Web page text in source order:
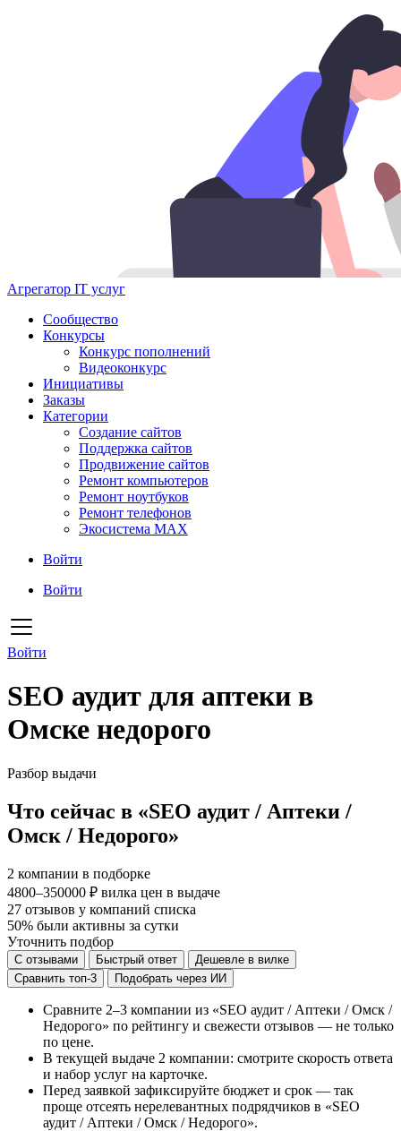
Агрегатор IT услуг
Сообщество
Конкурсы
Конкурс пополнений
Видеоконкурс
Инициативы
Заказы
Категории
Создание сайтов
Поддержка сайтов
Продвижение сайтов
Ремонт компьютеров
Ремонт ноутбуков
Ремонт телефонов
Экосистема MAX
Войти
Войти
Войти
SEO аудит для аптеки в
Омске недорого
Разбор выдачи
Что сейчас в «SEO аудит / Аптеки /
Омск / Недорого»
2 компании в подборке
4800–350000 ₽ вилка цен в выдаче
27 отзывов у компаний списка
50% были активны за сутки
Уточнить подбор
С отзывами Быстрый ответ
Дешевле в вилке
Сравнить топ-3
Подобрать через ИИ
Сравните 2–3 компании из «SEO аудит / Аптеки / Омск /
Недорого» по рейтингу и свежести отзывов — не только
по цене.
В текущей выдаче 2 компании: смотрите скорость ответа
и набор услуг на карточке.
Перед заявкой зафиксируйте бюджет и срок — так
проще отсеять нерелевантных подрядчиков в «SEO
аудит / Аптеки / Омск / Недорого».